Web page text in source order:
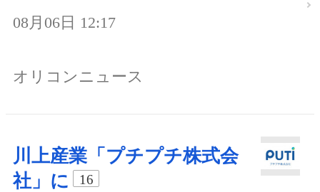
08月06日 12:17
オリコンニュース
川上産業「プチプチ株式会
社」に
16